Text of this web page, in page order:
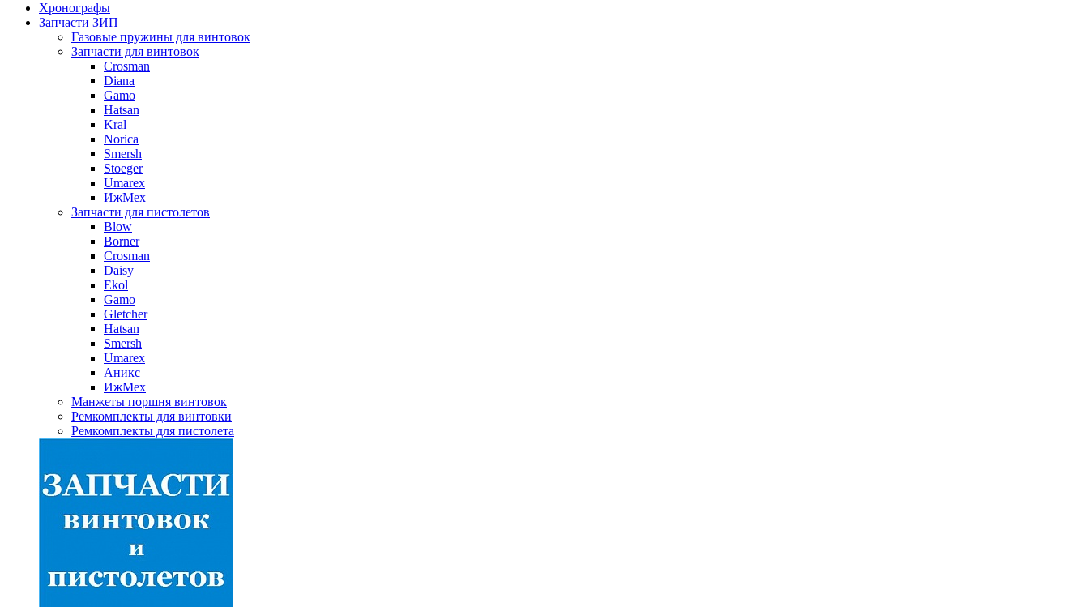
Хронографы
Запчасти ЗИП
Газовые пружины для винтовок
Запчасти для винтовок
Crosman
Diana
Gamo
Hatsan
Kral
Norica
Smersh
Stoeger
Umarex
ИжМех
Запчасти для пистолетов
Blow
Borner
Crosman
Daisy
Ekol
Gamo
Gletcher
Hatsan
Smersh
Umarex
Аникс
ИжМех
Манжеты поршня винтовок
Ремкомплекты для винтовки
Ремкомплекты для пистолета